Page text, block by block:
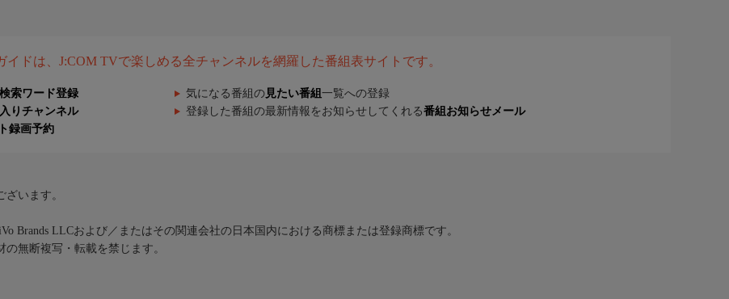
イドは、J:COM TVで楽しめる全チャンネルを網羅した番組表サイトです。
検索ワード登録 気になる番組の 見たい番組 一覧への登録
りチャンネル 登録した番組の最新情報をお知らせしてくれる番組お知らせメール
録画予約
います。
Brands LLCおよび／またはその関連会社の日本国内における商標または登録商標です。
無断複写・転載を禁じます。